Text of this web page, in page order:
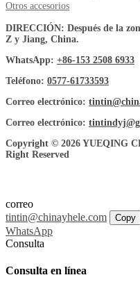
Otros accesorios
DIRECCIÓN: Después de la
Z y Jiang, China.
WhatsApp: +86-153 2508 6933
Teléfono: 0577-61733593
Correo electrónico:
Correo electrónico:
Copyright © 2026 YUEQING
Right Reserved
correo
tintin@chinayhele.com
Copy
WhatsApp
Consulta
Consulta en línea